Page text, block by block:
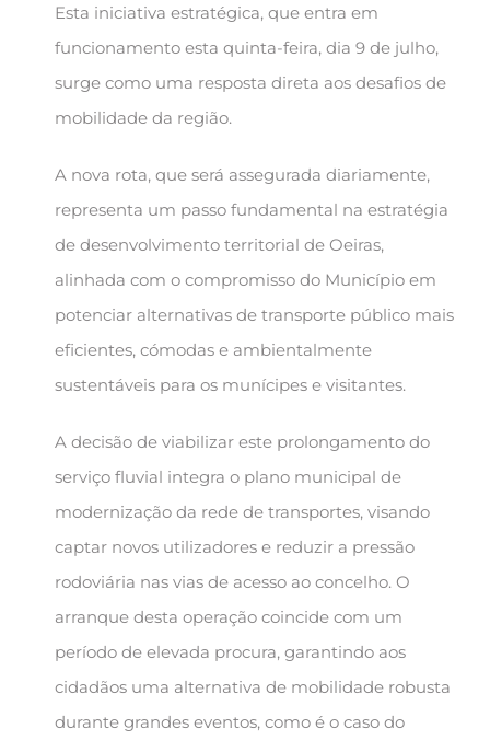
Esta iniciativa estratégica, que entra em
funcionamento esta quinta-feira, dia 9 de julho,
surge como uma resposta direta aos desafios de
mobilidade da região.
A nova rota, que será assegurada diariamente,
representa um passo fundamental na estratégia
de desenvolvimento territorial de Oeiras,
alinhada com o compromisso do Município em
potenciar alternativas de transporte público mais
eficientes, cómodas e ambientalmente
sustentáveis para os munícipes e visitantes.
A decisão de viabilizar este prolongamento do
serviço fluvial integra o plano municipal de
modernização da rede de transportes, visando
captar novos utilizadores e reduzir a pressão
rodoviária nas vias de acesso ao concelho. O
arranque desta operação coincide com um
período de elevada procura, garantindo aos
cidadãos uma alternativa de mobilidade robusta
durante grandes eventos, como é o caso do